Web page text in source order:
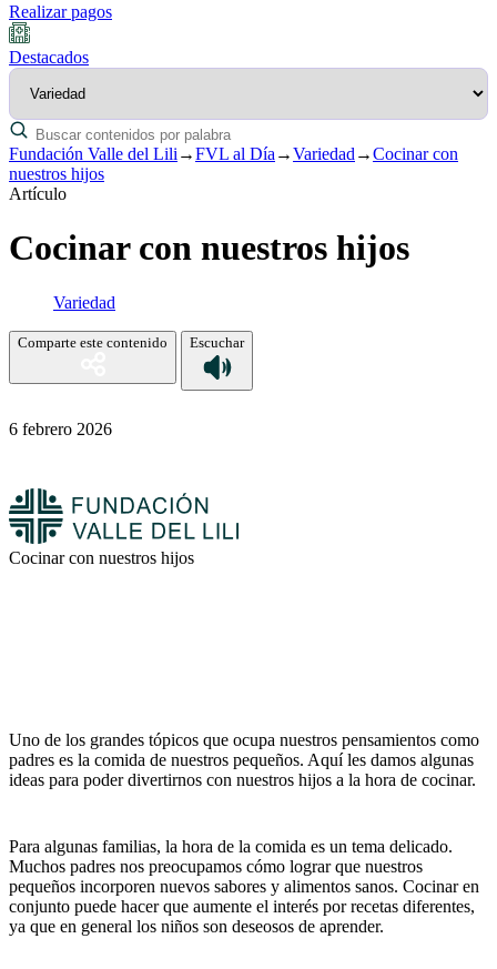
Realizar pagos
Destacados
Fundación Valle del Lili →FVL al Día →Variedad →Cocinar con
nuestros hijos
Artículo
Cocinar con nuestros hijos
Variedad
Comparte este contenido Escuchar
6 febrero 2026
Cocinar con nuestros hijos
Uno de los grandes tópicos que ocupa nuestros pensamientos como
padres es la comida de nuestros pequeños. Aquí les damos algunas
ideas para poder divertirnos con nuestros hijos a la hora de cocinar.
Para algunas familias, la hora de la comida es un tema delicado.
Muchos padres nos preocupamos cómo lograr que nuestros
pequeños incorporen nuevos sabores y alimentos sanos. Cocinar en
conjunto puede hacer que aumente el interés por recetas diferentes,
ya que en general los niños son deseosos de aprender.